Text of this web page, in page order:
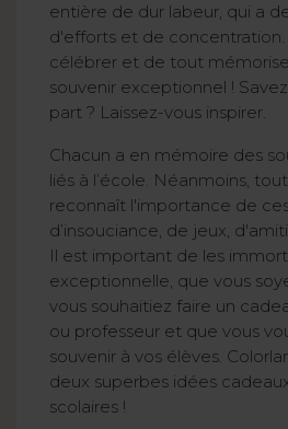
entière de dur labeur, qui a
d'efforts et de
célébrer et de tout
souvenir exceptionnel !
part ? Laissez-vous inspirer.
Chacun a en mémoire des
liés à l’école. Néanmoins,
reconnaît l'importance de
d’insouciance, de jeux,
Il est important de les
exceptionnelle, que vous
vous souhaitiez faire un
ou professeur et que vous
souvenir à vos élèves.
deux superbes idées
scolaires !